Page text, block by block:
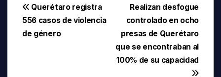
Navegación
de
Realizan desfogue
controlado en ocho
presas de Querétaro
que se encontraban al
100% de su capacidad
Querétaro registra
556 casos de violencia
de género